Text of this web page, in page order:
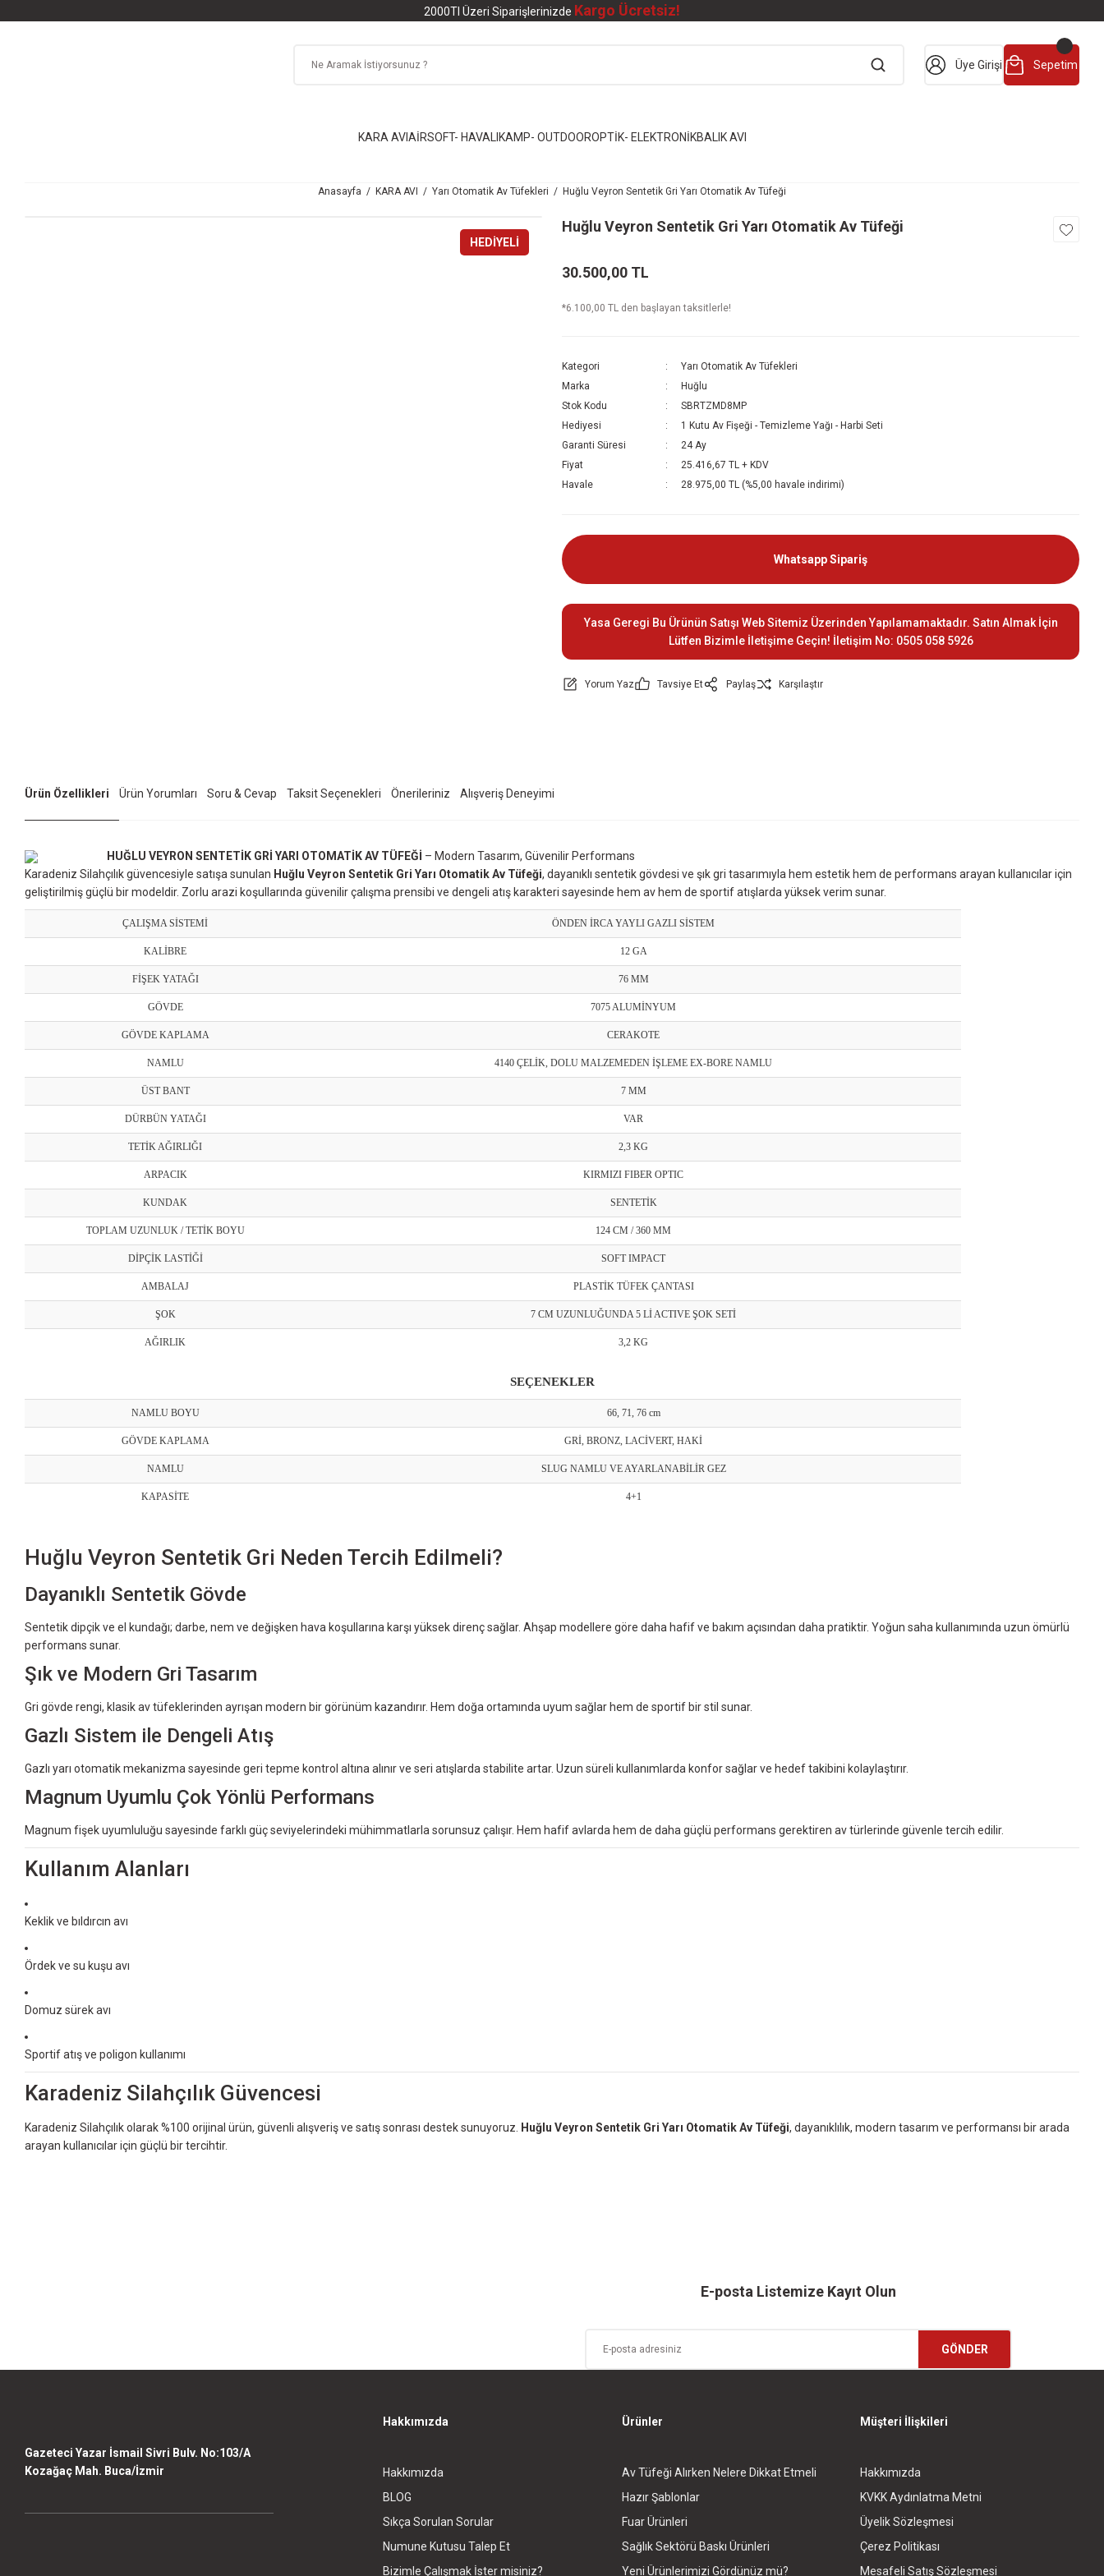
2000Tl Üzeri Siparişlerinizde Kargo Ücretsiz!
Üye Girişi Sepetim
KARA AVIAİRSOFT- HAVALI KAMP- OUTDOOROPTİK- ELEKTRONİKBALIK AVI
Anasayfa KARA AVI Yarı Otomatik Av Tüfekleri Huğlu Veyron Sentetik Gri Yarı Otomatik Av Tüfeği
HEDİYELİ
Huğlu Veyron Sentetik Gri Yarı Otomatik Av Tüfeği
30.500,00 TL
*6.100,00 TL den başlayan taksitlerle!
Kategori
Yarı Otomatik Av Tüfekleri
Marka
Huğlu
Stok Kodu
SBRTZMD8MP
Hediyesi
1 Kutu Av Fişeği - Temizleme Yağı - Harbi Seti
Garanti Süresi
24 Ay
Fiyat
25.416,67 TL + KDV
Havale
28.975,00 TL (%5,00 havale indirimi)
Whatsapp Sipariş
Yasa Geregi Bu Ürünün Satışı Web Sitemiz Üzerinden Yapılamamaktadır. Satın Almak İçin
Lütfen Bizimle İletişime Geçin! İletişim No: 0505 058 5926
Yorum Yaz Tavsiye Et Paylaş Karşılaştır
Ürün Özellikleri Ürün Yorumları Soru & Cevap Taksit Seçenekleri Önerileriniz Alışveriş Deneyimi
HUĞLU VEYRON SENTETİK GRİ YARI OTOMATİK AV TÜFEĞİ – Modern Tasarım, Güvenilir Performans
Karadeniz Silahçılık güvencesiyle satışa sunulan Huğlu Veyron Sentetik Gri Yarı Otomatik Av Tüfeği, dayanıklı sentetik gövdesi ve şık gri tasarımıyla hem estetik hem de performans arayan kullanıcılar için
geliştirilmiş güçlü bir modeldir. Zorlu arazi koşullarında güvenilir çalışma prensibi ve dengeli atış karakteri sayesinde hem av hem de sportif atışlarda yüksek verim sunar.
ÇALIŞMA SİSTEMİ ÖNDEN İRCA YAYLI GAZLI SİSTEM
KALİBRE 12 GA
FİŞEK YATAĞI 76 MM
GÖVDE 7075 ALUMİNYUM
GÖVDE KAPLAMA CERAKOTE
NAMLU 4140 ÇELİK, DOLU MALZEMEDEN İŞLEME EX-BORE NAMLU
ÜST BANT 7 MM
DÜRBÜN YATAĞI VAR
TETİK AĞIRLIĞI 2,3 KG
ARPACIK KIRMIZI FIBER OPTIC
KUNDAK SENTETİK
TOPLAM UZUNLUK / TETİK BOYU 124 CM / 360 MM
DİPÇİK LASTİĞİ SOFT IMPACT
AMBALAJ PLASTİK TÜFEK ÇANTASI
ŞOK 7 CM UZUNLUĞUNDA 5 Lİ ACTIVE ŞOK SETİ
AĞIRLIK 3,2 KG
SEÇENEKLER
NAMLU BOYU 66, 71, 76 cm
GÖVDE KAPLAMA GRİ, BRONZ, LACİVERT, HAKİ
NAMLU SLUG NAMLU VE AYARLANABİLİR GEZ
KAPASİTE 4+1
Huğlu Veyron Sentetik Gri Neden Tercih Edilmeli?
Dayanıklı Sentetik Gövde
Sentetik dipçik ve el kundağı; darbe, nem ve değişken hava koşullarına karşı yüksek direnç sağlar. Ahşap modellere göre daha hafif ve bakım açısından daha pratiktir. Yoğun saha kullanımında uzun ömürlü
performans sunar.
Şık ve Modern Gri Tasarım
Gri gövde rengi, klasik av tüfeklerinden ayrışan modern bir görünüm kazandırır. Hem doğa ortamında uyum sağlar hem de sportif bir stil sunar.
Gazlı Sistem ile Dengeli Atış
Gazlı yarı otomatik mekanizma sayesinde geri tepme kontrol altına alınır ve seri atışlarda stabilite artar. Uzun süreli kullanımlarda konfor sağlar ve hedef takibini kolaylaştırır.
Magnum Uyumlu Çok Yönlü Performans
Magnum fişek uyumluluğu sayesinde farklı güç seviyelerindeki mühimmatlarla sorunsuz çalışır. Hem hafif avlarda hem de daha güçlü performans gerektiren av türlerinde güvenle tercih edilir.
Kullanım Alanları
Keklik ve bıldırcın avı
Ördek ve su kuşu avı
Domuz sürek avı
Sportif atış ve poligon kullanımı
Karadeniz Silahçılık Güvencesi
Karadeniz Silahçılık olarak %100 orijinal ürün, güvenli alışveriş ve satış sonrası destek sunuyoruz. Huğlu Veyron Sentetik Gri Yarı Otomatik Av Tüfeği, dayanıklılık, modern tasarım ve performansı bir arada
arayan kullanıcılar için güçlü bir tercihtir.
E-posta Listemize Kayıt Olun
GÖNDER
Gazeteci Yazar İsmail Sivri Bulv. No:103/A
Kozağaç Mah. Buca/İzmir
Hakkımızda
Hakkımızda
BLOG
Sıkça Sorulan Sorular
Numune Kutusu Talep Et
Bizimle Çalışmak İster misiniz?
Ürünler
Av Tüfeği Alırken Nelere Dikkat Etmeli
Hazır Şablonlar
Fuar Ürünleri
Sağlık Sektörü Baskı Ürünleri
Yeni Ürünlerimizi Gördünüz mü?
Müşteri İlişkileri
Hakkımızda
KVKK Aydınlatma Metni
Üyelik Sözleşmesi
Çerez Politikası
Mesafeli Satış Sözleşmesi